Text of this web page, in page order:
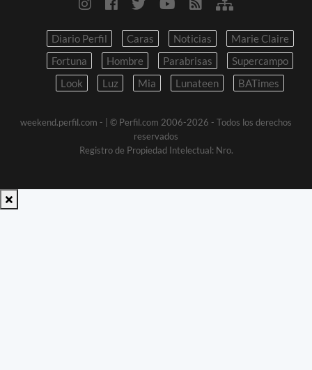
Diario Perfil Caras Noticias
Marie Claire
Fortuna
Hombre Parabrisas
Supercampo
Look
Luz Mia Lunateen BATimes
weekend.perfil.com -
| © Perfil.com 2006-2026 - Todos los derechos
reservados
Registro de Propiedad Intelectual: Nro.